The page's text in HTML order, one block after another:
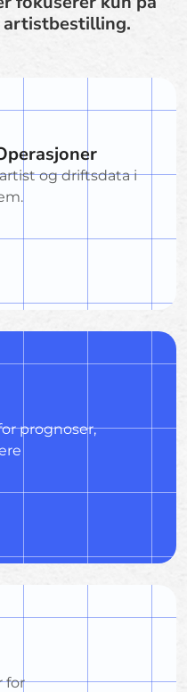
og driftsdata i
prognoser,
for